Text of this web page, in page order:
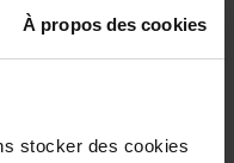
À propos des cookies
stocker des cookies